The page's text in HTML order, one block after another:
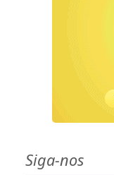
Siga-nos